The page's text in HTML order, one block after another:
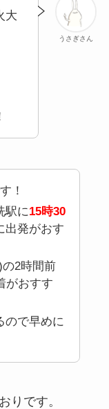
うさぎさん
大
！
駅に15時30
出発がおす
2時間前
がおすす
ので早めに
りです。